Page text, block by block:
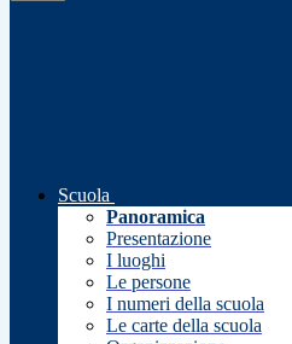
Scuola
Panoramica
Presentazione
I luoghi
Le persone
I numeri della scuola
Le carte della scuola